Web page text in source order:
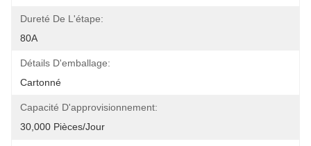
Dureté De L'étape:
80A
Détails D'emballage:
Cartonné
Capacité D'approvisionnement:
30,000 Pièces/jour